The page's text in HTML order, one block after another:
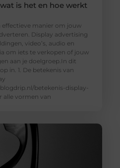
is het en hoe werkt
effectieve manier om jouw
Display advertising
video’s, audio en
om iets te verkopen of jouw
aan je doelgroep.In dit
in. 1. De betekenis van
betekenis-display-
alle vormen van